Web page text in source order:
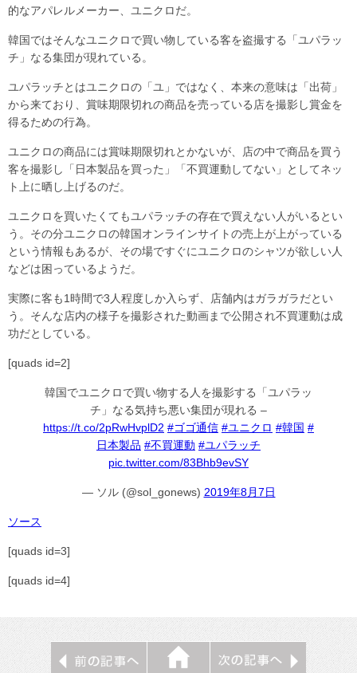
的なアパレルメーカー、ユニクロだ。
韓国ではそんなユニクロで買い物している客を盗撮する「ユパラッ
チ」なる集団が現れている。
ユパラッチとはユニクロの「ユ」ではなく、本来の意味は「出荷」
から来ており、賞味期限切れの商品を売っている店を撮影し賞金を
得るための行為。
ユニクロの商品には賞味期限切れとかないが、店の中で商品を買う
客を撮影し「日本製品を買った」「不買運動してない」としてネッ
ト上に晒し上げるのだ。
ユニクロを買いたくてもユパラッチの存在で買えない人がいるとい
う。その分ユニクロの韓国オンラインサイトの売上が上がっている
という情報もあるが、その場ですぐにユニクロのシャツが欲しい人
などは困っているようだ。
実際に客も1時間で3人程度しか入らず、店舗内はガラガラだとい
う。そんな店内の様子を撮影された動画まで公開され不買運動は成
功だとしている。
[quads id=2]
韓国でユニクロで買い物する人を撮影する「ユパラッ
チ」なる気持ち悪い集団が現れる –
https://t.co/2pRwHvplD2 #ゴゴ通信 #ユニクロ #韓国 #
日本製品 #不買運動 #ユパラッチ
pic.twitter.com/83Bhb9evSY
— ソル (@sol_gonews) 2019年8月7日
ソース
[quads id=3]
[quads id=4]